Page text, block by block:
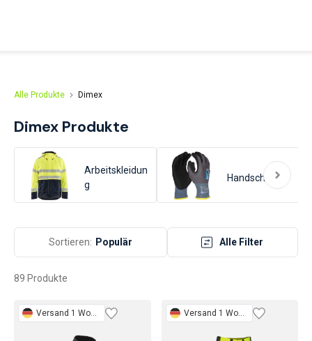
Alle Produkte Dimex
Dimex Produkte
Arbeitskleidun
g
Handschuhe
Sortieren: Populär Alle Filter
89 Produkte
Versand 1 Woche Versand 1 Woche